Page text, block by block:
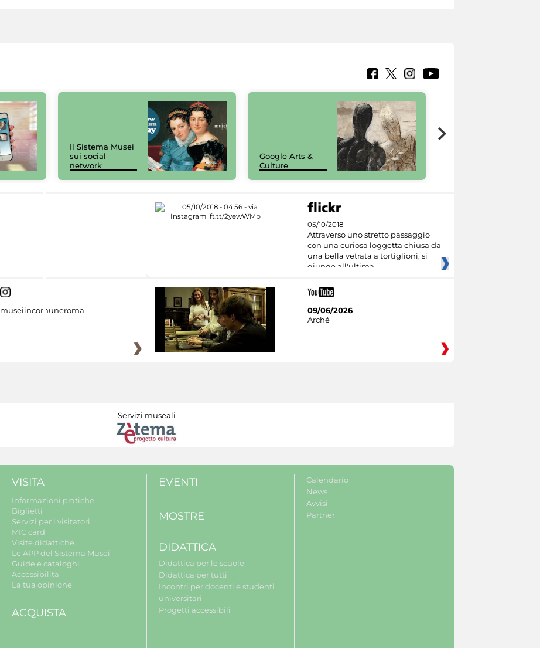
Il Sistema Musei
sui social
network
Google Arts &
Culture
05/10/2018
Attraverso uno stretto passaggio
con una curiosa loggetta chiusa da
una bella vetrata a tortiglioni, si
giunge all'ultima
museiincomuneroma
09/06/2026
Arché
Servizi museali
VISITA
Informazioni pratiche
Biglietti
Servizi per i visitatori
MIC card
Visite didattiche
Le APP del Sistema Musei
Guide e cataloghi
Accessibilità
La tua opinione
ACQUISTA
EVENTI
MOSTRE
DIDATTICA
Didattica per le scuole
Didattica per tutti
Incontri per docenti e studenti
universitari
Progetti accessibili
Calendario
News
Avvisi
Partner